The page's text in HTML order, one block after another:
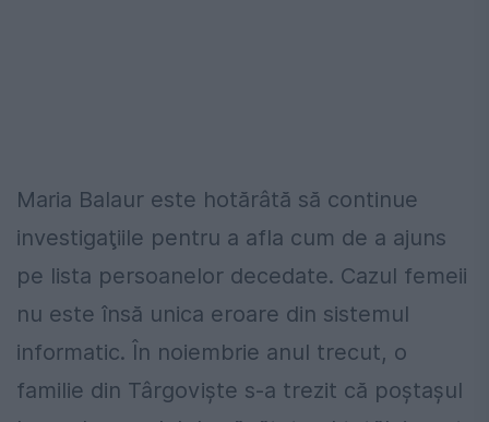
Maria Balaur este hotărâtă să continue
investigaţiile pentru a afla cum de a ajuns
pe lista persoanelor decedate. Cazul femeii
nu este însă unica eroare din sistemul
informatic. În noiembrie anul trecut, o
familie din Târgovişte s-a trezit că poştaşul